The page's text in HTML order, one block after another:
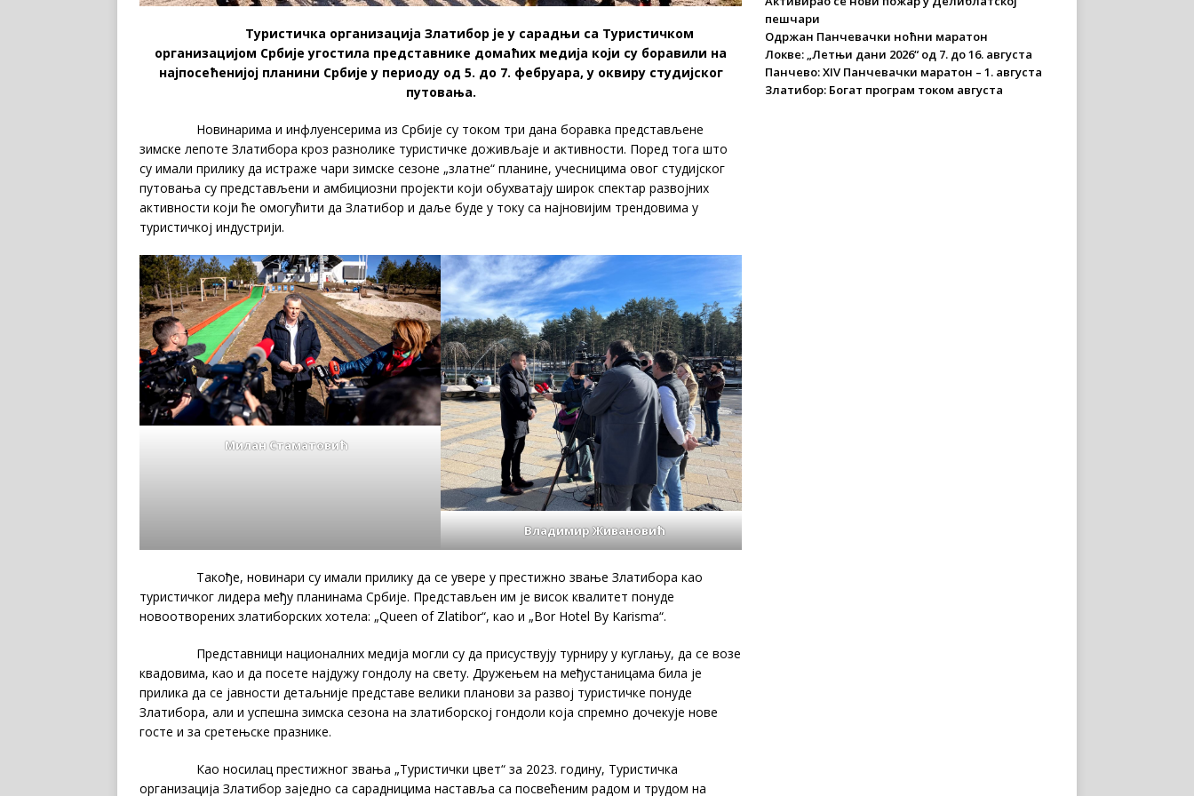
Туристичка организација Златибор је у сарадњи са Туристичком
организацијом Србије угостила представнике домаћих медија који су боравили на
најпосећенијој планини Србије у периоду од 5. до 7. фебруара, у оквиру студијског
путовања.
Новинарима и инфлуенсерима из Србије су током три дана боравка представљене
зимске лепоте Златибора кроз разнолике туристичке доживљаје и активности. Поред тога што
су имали прилику да истраже чари зимске сезоне „златне“ планине, учесницима овог студијског
путовања су представљени и амбициозни пројекти који обухватају широк спектар развојних
активности који ће омогућити да Златибор и даље буде у току са најновијим трендовима у
туристичкој индустрији.
Милан Стаматовић
Владимир Живановић
Такође, новинари су имали прилику да се увере у престижно звање Златибора као
туристичког лидера међу планинама Србије. Представљен им је висок квалитет понуде
новоотворених златиборских хотела: „Queen of Zlatibor“, као и „Bor Hotel By Karisma“.
Представници националних медија могли су да присуствују турниру у куглању, да се возе
квадовима, као и да посете најдужу гондолу на свету. Дружењем на међустаницама била је
прилика да се јавности детаљније представе велики планови за развој туристичке понуде
Златибора, али и успешна зимска сезона на златиборској гондоли која спремно дочекује нове
госте и за сретењске празнике.
Као носилац престижног звања „Туристички цвет“ за 2023. годину, Туристичка
организација Златибор заједно са сарадницима наставља са посвећеним радом и трудом на
пешчари
Одржан Панчевачки ноћни маратон
Локве: „Летњи дани 2026“ од 7. до 16. августа
Панчево: XIV Панчевачки маратон – 1. августа
Златибор: Богат програм током августа